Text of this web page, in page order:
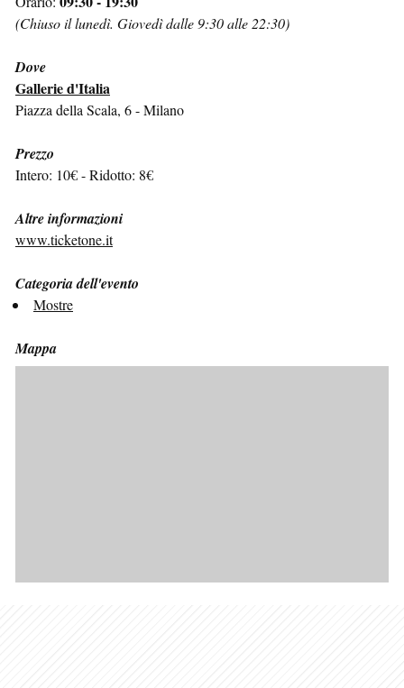
(Chiuso il lunedì. Giovedì dalle 9:30 alle 22:30)
Dove
Gallerie d'Italia
Piazza della Scala, 6 - Milano
Prezzo
Intero: 10€ - Ridotto: 8€
Altre informazioni
www.ticketone.it
Categoria dell'evento
Mostre
Mappa